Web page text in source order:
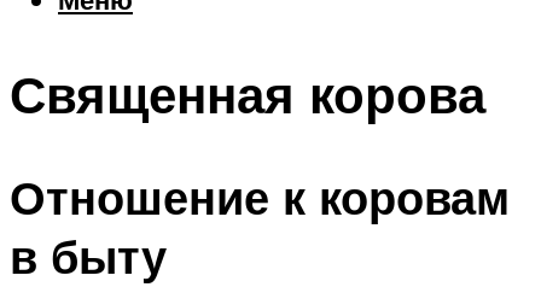
Шоппинг
Что посетить
Меню
Священная корова
Отношение к коровам
в быту